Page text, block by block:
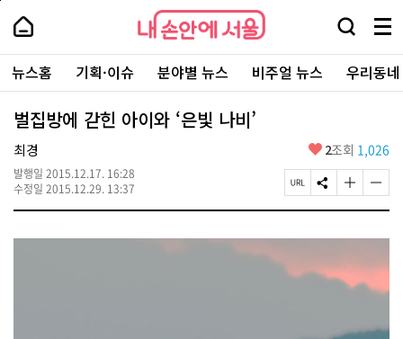
본
로
가
내
손
안
에
서
울
-
서
울
시
대
표
소
포
내
손
에
울
검
창
열
기
메
뉴
전
체
보
주
요
서
뉴스홈 기획·이슈 분야별 뉴스 비주얼 뉴스 우리동
벌집방에 갇힌 아이와 ‘은빛 나비’
최경
발행일 2015.12.17. 16:28
수정일 2015.12.29. 13:37
좋
요
2조회 1,026
페
이
U
복
S
N
공
하
기
글
자
기
게
변
경
기
글
자
기
게
경
기
페
상
단
로